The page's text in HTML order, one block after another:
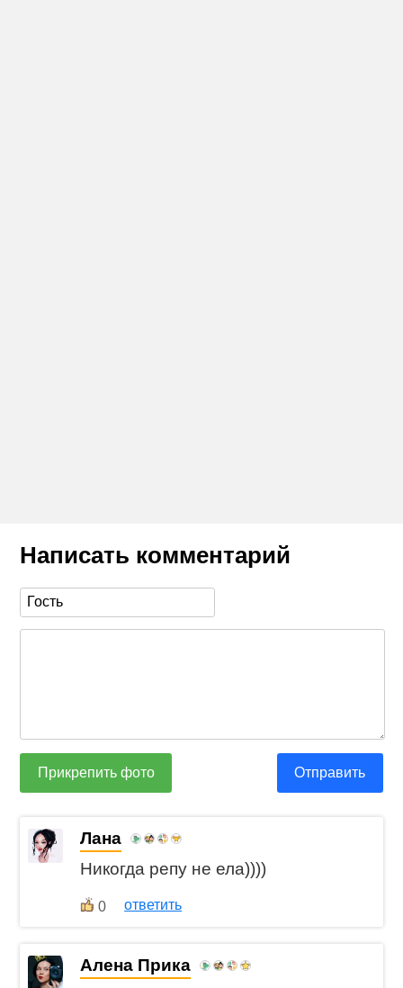
Написать комментарий
Прикрепить фото Отправить
Лана
Никогда репу не ела))))
0 ответить
Алена Прика